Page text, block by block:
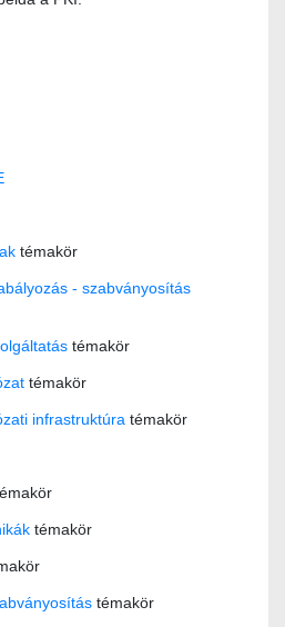
minősítés 0 csillag a lehetséges 5-
témakör
- szabványosítás
témakör
témakör
infrastruktúra témakör
témakör
témakör